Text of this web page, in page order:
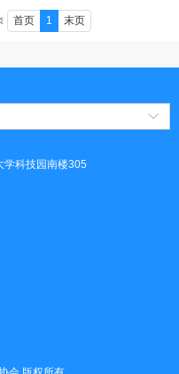
首页 1 末页
学科技园南楼305